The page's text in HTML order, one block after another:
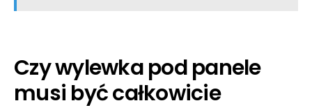
Czy wylewka pod panele
musi być całkowicie